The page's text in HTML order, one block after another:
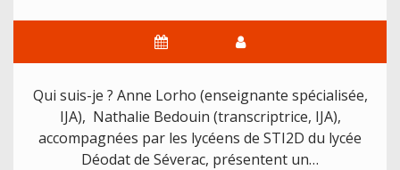
Qui suis-je ? Anne Lorho (enseignante spécialisée,
IJA), Nathalie Bedouin (transcriptrice, IJA),
accompagnées par les lycéens de STI2D du lycée
Déodat de Séverac, présentent un…